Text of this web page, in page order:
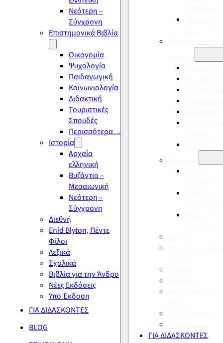
Νεότερη –
Σύγχρονη
Επιστημονικά Βιβλία
Οικονομία
Ψυχολογία
Παιδαγωγική
Κοινωνιολογία
Διδακτική
Τουριστικές
Σπουδές
Περισσότερα…
Ιστορία
Αρχαία
ελληνική
Βυζάντιο –
Μεσαιωνική
Νεότερη –
Σύγχρονη
Διεθνή
Enid Blyton, Πέντε
Φίλοι
Λεξικά
Σχολικά
Βιβλία για την Άνδρο
Νέες Εκδόσεις
Υπό Έκδοση
ΓΙΑ ΔΙΔΑΣΚΟΝΤΕΣ
BLOG
ΓΙΑ ΔΙΔΑΣΚΟΝΤΕΣ